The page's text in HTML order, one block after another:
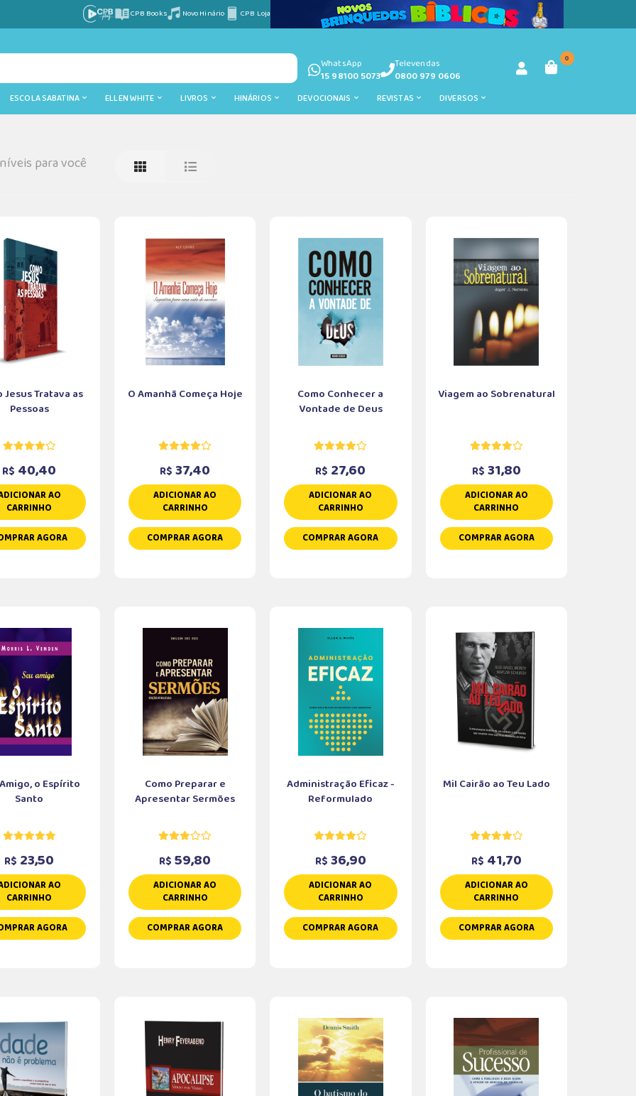
CPB Books Novo Hinário CPB Loja
WhatsApp
15 98100 5073
Televendas
0800 979 0606
0
ESCOLA SABATINA ELLEN WHITE LIVROS HINÁRIOS DEVOCIONAIS REVISTAS DIVERSOS
para você
Jesus Tratava as
Pessoas
R$ 40,40
AO
CARRINHO
AGORA
O Amanhã Começa Hoje
R$ 37,40
ADICIONAR AO
CARRINHO
COMPRAR AGORA
Como Conhecer a
Vontade de Deus
R$ 27,60
ADICIONAR AO
CARRINHO
COMPRAR AGORA
Viagem ao Sobrenatural
R$ 31,80
ADICIONAR AO
CARRINHO
COMPRAR AGORA
o Espírito
Santo
R$ 23,50
AO
CARRINHO
AGORA
Como Preparar e
Apresentar Sermões
R$ 59,80
ADICIONAR AO
CARRINHO
COMPRAR AGORA
Administração Eficaz -
Reformulado
R$ 36,90
ADICIONAR AO
CARRINHO
COMPRAR AGORA
Mil Cairão ao Teu Lado
R$ 41,70
ADICIONAR AO
CARRINHO
COMPRAR AGORA